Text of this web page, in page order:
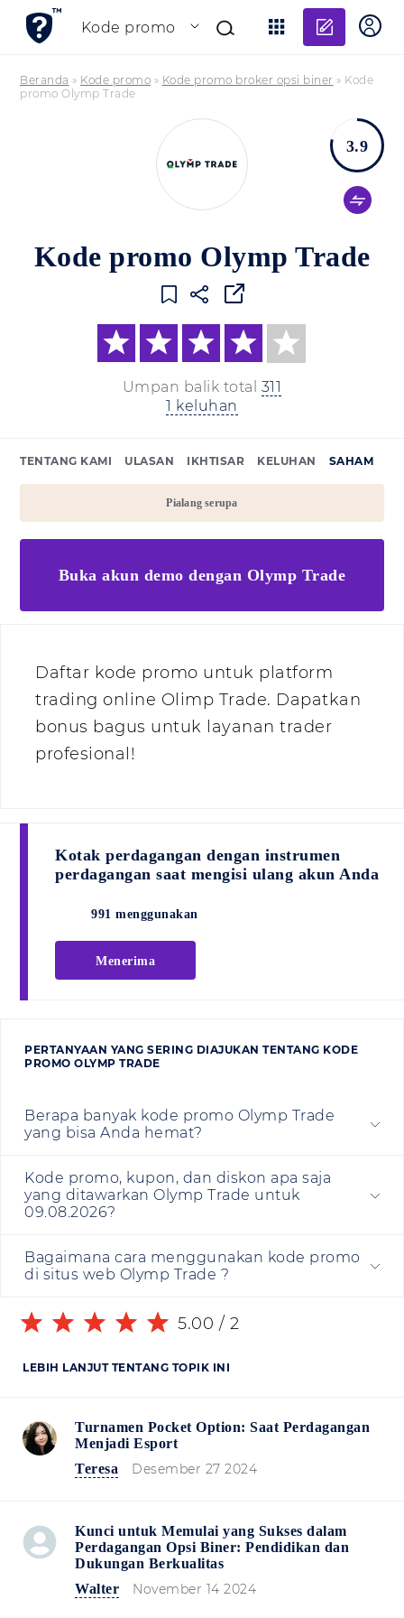
Kode promo
Beranda » Kode promo » Kode promo broker opsi biner » Kode
promo Olymp Trade
Kode promo Olymp Trade
Umpan balik total 311
1 keluhan
3.9
TENTANG KAMI ULASAN IKHTISAR KELUHAN SAHAM
Pialang serupa
Buka akun demo dengan Olymp Trade
Daftar kode promo untuk platform
trading online Olimp Trade. Dapatkan
bonus bagus untuk layanan trader
profesional!
Kotak perdagangan dengan instrumen
perdagangan saat mengisi ulang akun Anda
Menerima
991 menggunakan
PERTANYAAN YANG SERING DIAJUKAN TENTANG KODE
PROMO OLYMP TRADE
Berapa banyak kode promo Olymp Trade
yang bisa Anda hemat?
Kode promo, kupon, dan diskon apa saja
yang ditawarkan Olymp Trade untuk
09.08.2026?
Bagaimana cara menggunakan kode promo
di situs web Olymp Trade ?
5.00 / 2
LEBIH LANJUT TENTANG TOPIK INI
Turnamen Pocket Option: Saat Perdagangan
Menjadi Esport
Teresa
Desember 27 2024
Kunci untuk Memulai yang Sukses dalam
Perdagangan Opsi Biner: Pendidikan dan
Dukungan Berkualitas
Walter
November 14 2024